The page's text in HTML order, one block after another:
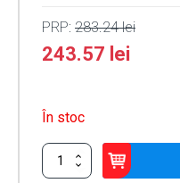
PRP: 283.24lei
243.57 lei
În stoc
Cantitate
Amortizor